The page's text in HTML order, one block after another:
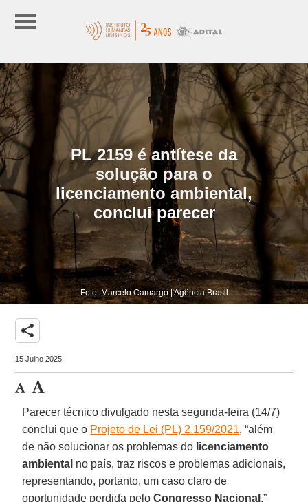
PL 2159 é antítese da
solução para o
licenciamento ambiental,
conclui parecer
Foto: Marcelo Camargo | Agência Brasil
share
15 Julho 2025
Parecer técnico divulgado nesta segunda-feira (14/7)
conclui que o Projeto de Lei (PL) 2.159/2021, “além
de não solucionar os problemas do licenciamento
ambiental no país, traz riscos e problemas adicionais,
representando, portanto, um caso claro de
oportunidade perdida peloCongresso Nacional .”